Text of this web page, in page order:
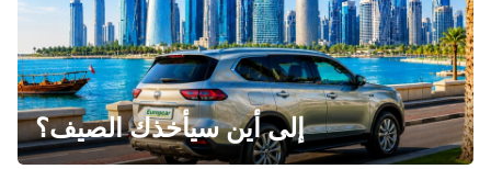
إلى أين سيأخذك الصيف؟